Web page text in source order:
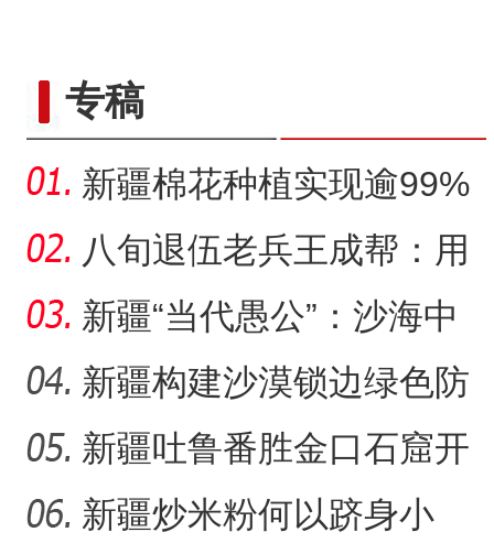
专稿
新疆棉花种植实现逾99%
机械化播种
八旬退伍老兵王成帮：用
半生光阴为城市披绿装
新疆“当代愚公”：沙海中
41载“凿”34公里“绿色
新疆构建沙漠锁边绿色防
护带 从“锁边绿化”到“产
新疆吐鲁番胜金口石窟开
放有何特殊意义？
新疆炒米粉何以跻身小